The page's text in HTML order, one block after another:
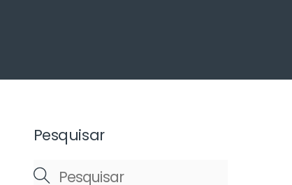
Pesquisar